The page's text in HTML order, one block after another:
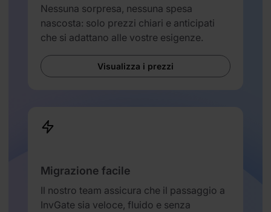
Nessuna sorpresa, nessuna spesa
nascosta: solo prezzi chiari e anticipati
che si adattano alle vostre esigenze.
Visualizza i prezzi
Migrazione facile
Il nostro team assicura che il passaggio a
InvGate sia veloce, fluido e senza